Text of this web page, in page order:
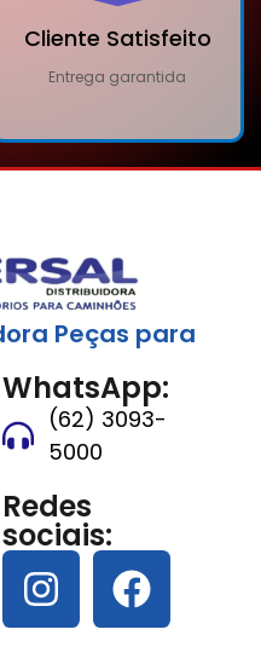
Cliente Satisfeito
Entrega garantida
Peças para
WhatsApp:
(62) 3093-
5000
Redes
sociais: